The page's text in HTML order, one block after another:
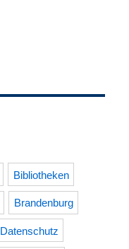
Bibliotheken
Brandenburg
Datenschutz